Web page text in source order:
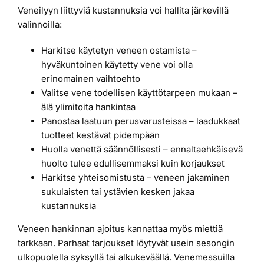
Veneilyyn liittyviä kustannuksia voi hallita järkevillä
valinnoilla:
Harkitse käytetyn veneen ostamista –
hyväkuntoinen käytetty vene voi olla
erinomainen vaihtoehto
Valitse vene todellisen käyttötarpeen mukaan –
älä ylimitoita hankintaa
Panostaa laatuun perusvarusteissa – laadukkaat
tuotteet kestävät pidempään
Huolla venettä säännöllisesti – ennaltaehkäisevä
huolto tulee edullisemmaksi kuin korjaukset
Harkitse yhteisomistusta – veneen jakaminen
sukulaisten tai ystävien kesken jakaa
kustannuksia
Veneen hankinnan ajoitus kannattaa myös miettiä
tarkkaan. Parhaat tarjoukset löytyvät usein sesongin
ulkopuolella syksyllä tai alkukeväällä. Venemessuilla